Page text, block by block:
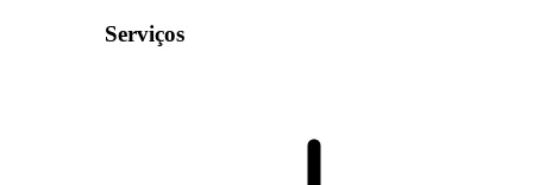
Serviços